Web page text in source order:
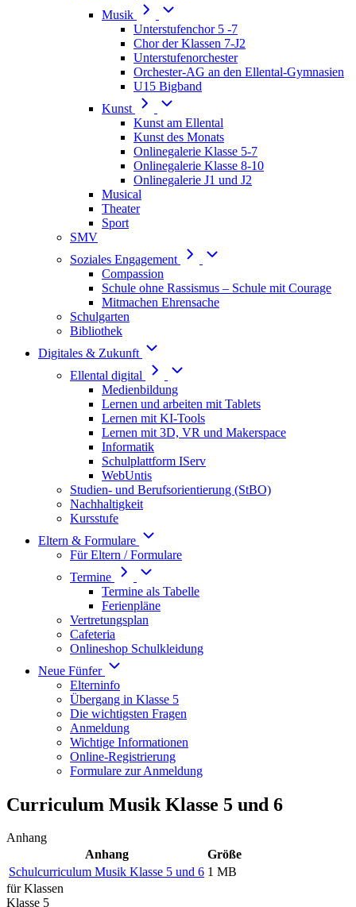
Musik
Unterstufenchor 5 -7
Chor der Klassen 7-J2
Unterstufenorchester
Orchester-AG an den Ellental-Gymnasien
U15 Bigband
Kunst
Kunst am Ellental
Kunst des Monats
Onlinegalerie Klasse 5-7
Onlinegalerie Klasse 8-10
Onlinegalerie J1 und J2
Musical
Theater
Sport
SMV
Soziales Engagement
Compassion
Schule ohne Rassismus – Schule mit Courage
Mitmachen Ehrensache
Schulgarten
Bibliothek
Digitales & Zukunft
Ellental digital
Medienbildung
Lernen und arbeiten mit Tablets
Lernen mit KI-Tools
Lernen mit 3D, VR und Makerspace
Informatik
Schulplattform IServ
WebUntis
Studien- und Berufsorientierung (StBO)
Nachhaltigkeit
Kursstufe
Eltern & Formulare
Für Eltern / Formulare
Termine
Termine als Tabelle
Ferienpläne
Vertretungsplan
Cafeteria
Onlineshop Schulkleidung
Neue Fünfer
Elterninfo
Übergang in Klasse 5
Die wichtigsten Fragen
Anmeldung
Wichtige Informationen
Online-Registrierung
Formulare zur Anmeldung
Curriculum Musik Klasse 5 und 6
Anhang
Anhang
Größe
Schulcurriculum Musik Klasse 5 und 6 1 MB
für Klassen
Klasse 5